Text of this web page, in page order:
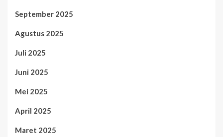
September 2025
Agustus 2025
Juli 2025
Juni 2025
Mei 2025
April 2025
Maret 2025